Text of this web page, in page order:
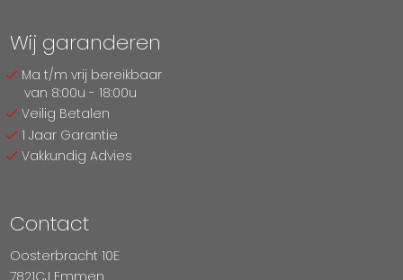
Wij garanderen
Ma t/m vrij bereikbaar
van 8:00u - 18:00u
Veilig Betalen
1 Jaar Garantie
Vakkundig Advies
Contact
Oosterbracht 10E
7821CJ Emmen